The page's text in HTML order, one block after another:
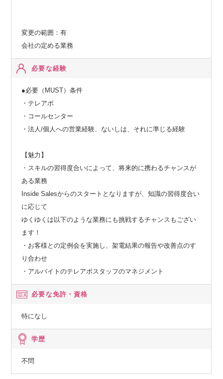
変更の範囲：有
会社の定める業務
必要な経験
●必要（MUST）条件
・テレアポ
・コールセンター
・法人/個人への営業経験、ないしは、それに準じる経験
【魅力】
・スキルの習得度合いによって、将来的に携わるチャンスが
ある業務
Inside Salesからのスタートとなりますが、知識の習得度合い
に応じて
ゆくゆくは以下のような業務にも挑戦するチャンスもござい
ます！
・お客様との定例会を実施し、架電結果の報告や改善点のす
り合わせ
・アルバイトのテレアポスタッフのマネジメント
必要な免許・資格
特になし
学歴
不問